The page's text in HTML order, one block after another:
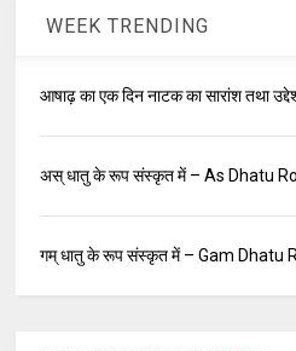
WEEK TRENDING
आषाढ़ का एक दिन नाटक का सारांश तथा
अस् धातु के रूप संस्कृत में – As Dhatu
गम् धातु के रूप संस्कृत में – Gam Dhatu